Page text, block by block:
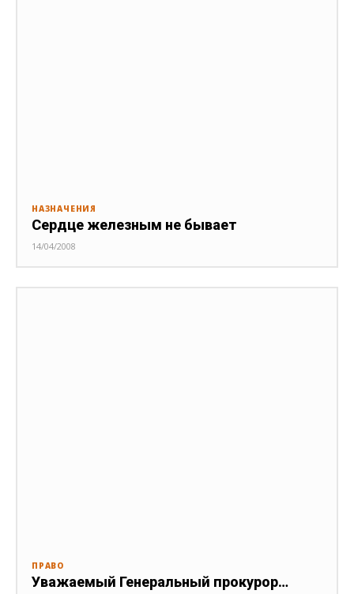
НАЗНАЧЕНИЯ
Сердце железным не бывает
14/04/2008
ПРАВО
Уважаемый Генеральный прокурор…